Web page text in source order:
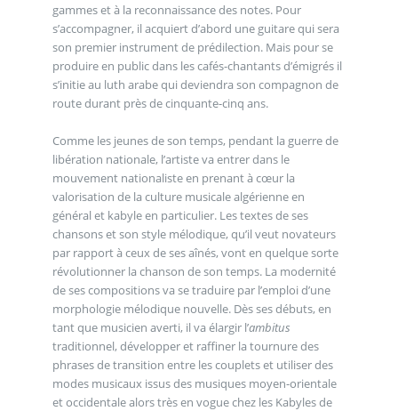
gammes et à la reconnaissance des notes. Pour
s’accompagner, il acquiert d’abord une guitare qui sera
son premier instrument de prédilection. Mais pour se
produire en public dans les cafés-chantants d’émigrés il
s’initie au luth arabe qui deviendra son compagnon de
route durant près de cinquante-cinq ans.
Comme les jeunes de son temps, pendant la guerre de
libération nationale, l’artiste va entrer dans le
mouvement nationaliste en prenant à cœur la
valorisation de la culture musicale algérienne en
général et kabyle en particulier. Les textes de ses
chansons et son style mélodique, qu’il veut novateurs
par rapport à ceux de ses aînés, vont en quelque sorte
révolutionner la chanson de son temps. La modernité
de ses compositions va se traduire par l’emploi d’une
morphologie mélodique nouvelle. Dès ses débuts, en
tant que musicien averti, il va élargir l’ambitus
traditionnel, développer et raffiner la tournure des
phrases de transition entre les couplets et utiliser des
modes musicaux issus des musiques moyen-orientale
et occidentale alors très en vogue chez les Kabyles de